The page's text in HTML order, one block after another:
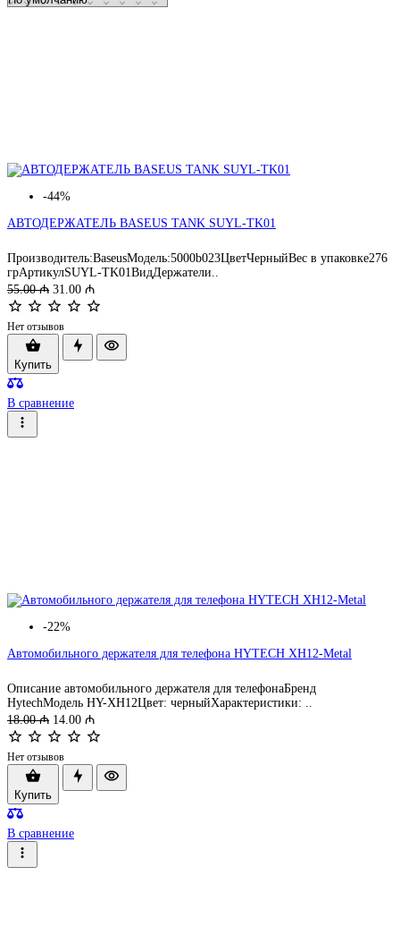
-44%
АВТОДЕРЖАТЕЛЬ BASEUS TANK SUYL-TK01
Производитель:BaseusМодель:5000b023ЦветЧерныйВес в упаковке276
грАртикулSUYL-TK01ВидДержатели..
55.00 ₼ 31.00 ₼
Нет отзывов
Купить
В сравнение
-22%
Автомобильного держателя для телефона HYTECH XH12-Metal
Описание автомобильного держателя для телефонаБренд
HytechМодель HY-XH12Цвет: черныйХарактеристики: ..
18.00 ₼ 14.00 ₼
Нет отзывов
Купить
В сравнение